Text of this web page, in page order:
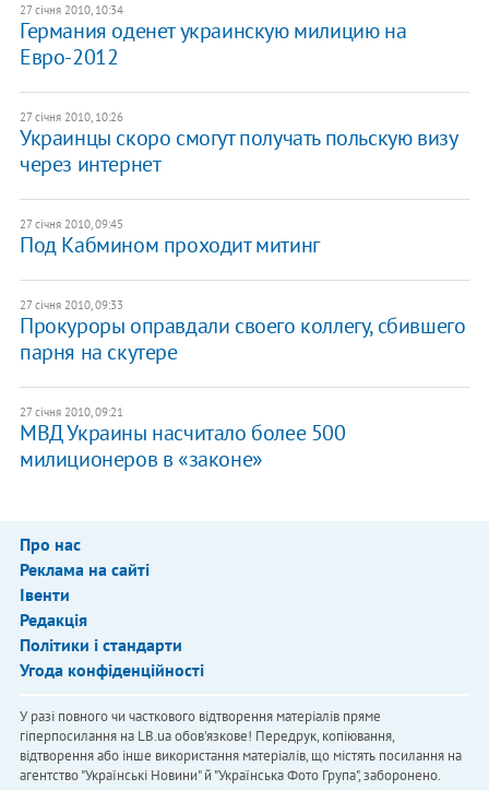
27 січня 2010, 10:34
Германия оденет украинскую милицию на
Евро-2012
27 січня 2010, 10:26
Украинцы скоро смогут получать польскую визу
через интернет
27 січня 2010, 09:45
Под Кабмином проходит митинг
27 січня 2010, 09:33
Прокуроры оправдали своего коллегу, сбившего
парня на скутере
27 січня 2010, 09:21
МВД Украины насчитало более 500
милиционеров в «законе»
Про нас
Реклама на сайті
Івенти
Редакція
Політики і стандарти
Угода конфіденційності
У разі повного чи часткового відтворення матеріалів пряме
гіперпосилання на LB.ua обов'язкове! Передрук, копіювання,
відтворення або інше використання матеріалів, що містять посилання на
агентство "Українськi Новини" й "Українська Фото Група", заборонено.